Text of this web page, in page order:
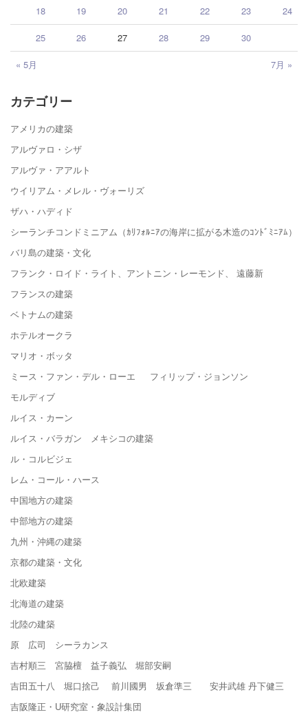
« 5月 7月 »
18 19 20 21 22 23 24
25 26 27 28 29 30
カテゴリー
アメリカの建築
アルヴァロ・シザ
アルヴァ・アアルト
ウイリアム・メレル・ヴォーリズ
ザハ・ハディド
シーランチコンドミニアム（ｶﾘﾌｫﾙﾆｱの海岸に拡がる木造のｺﾝﾄﾞﾐﾆｱﾑ）
バリ島の建築・文化
フランク・ロイド・ライト、アントニン・レーモンド、 遠藤新
フランスの建築
ベトナムの建築
ホテルオークラ
マリオ・ボッタ
ミース・ファン・デル・ローエ フィリップ・ジョンソン
モルディブ
ルイス・カーン
ルイス・バラガン メキシコの建築
ル・コルビジェ
レム・コール・ハース
中国地方の建築
中部地方の建築
九州・沖縄の建築
京都の建築・文化
北欧建築
北海道の建築
北陸の建築
原 広司 シーラカンス
吉村順三 宮脇檀 益子義弘 堀部安嗣
吉田五十八 堀口捨己 前川國男 坂倉準三 安井武雄 丹下健三
吉阪隆正・U研究室・象設計集団